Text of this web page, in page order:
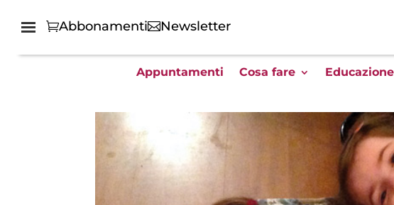
Abbonamenti Newsletter
Appuntamenti Cosa fare Educazione